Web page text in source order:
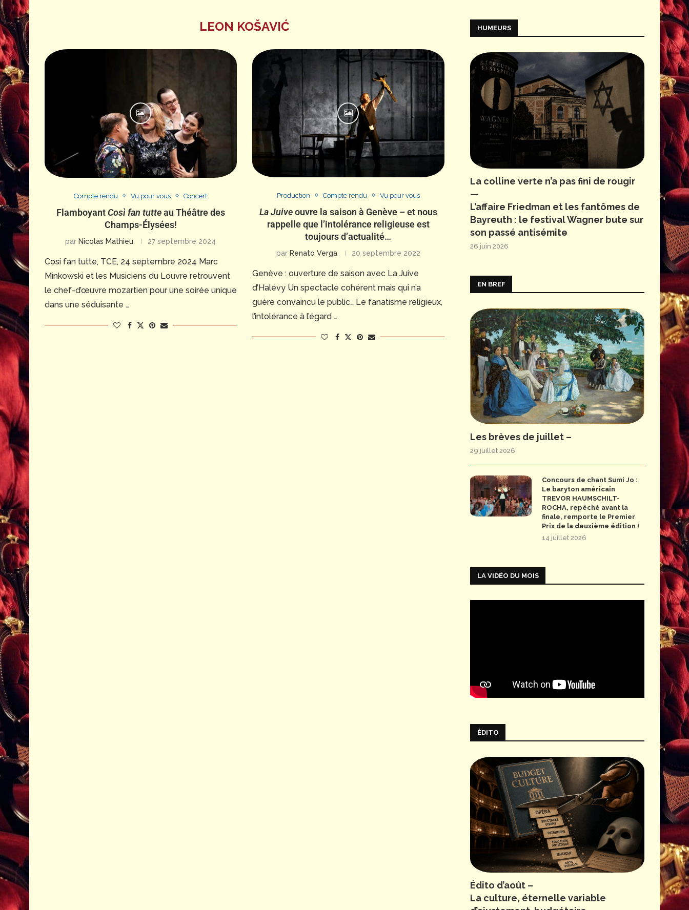
LEON KOŠAVIĆ
Compte rendu Vu pour vous Concert
FlamboyantCosì fan tutteau Théâtre des
Champs-Élysées!
parNicolas Mathieu 27 septembre 2024
Cosi fan tutte, TCE, 24 septembre 2024 Marc
Minkowski et les Musiciens du Louvre retrouvent
le chef-d’œuvre mozartien pour une soirée unique
dans une séduisante …
Production Compte rendu Vu pour vous
La Juiveouvre la saison à Genève – et nous
rappelle que l’intolérance religieuse est
toujours d’actualité…
par Renato Verga 20 septembre 2022
Genève : ouverture de saison avec La Juive
d’Halévy Un spectacle cohérent mais qui n’a
guère convaincu le public… Le fanatisme religieux,
l’intolérance à l’égard …
HUMEURS
La colline verte n’a pas fini de rougir
—
L’affaire Friedman et les fantômes de
Bayreuth : le festival Wagner bute sur
son passé antisémite
26 juin 2026
EN BREF
Les brèves de juillet –
29 juillet 2026
Concours de chant Sumi Jo :
Le baryton américain
TREVOR HAUMSCHILT-
ROCHA, repêché avant la
finale, remporte le Premier
Prix de la deuxième édition !
14 juillet 2026
LA VIDÉO DU MOIS
ÉDITO
Édito d’août –
La culture, éternelle variable